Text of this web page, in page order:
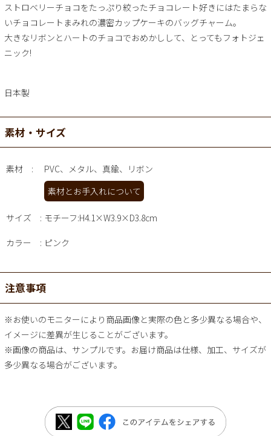
ストロベリーチョコをたっぷり絞ったチョコレート好きにはたまらな
いチョコレートまみれの濃密カップケーキのバッグチャーム。
大きなリボンとハートのチョコでおめかしして、とってもフォトジェ
ニック!
日本製
素材・サイズ
素材
PVC、メタル、真鍮、リボン
素材とお手入れについて
サイズ モチーフ:H4.1×W3.9×D3.8cm
カラー ピンク
注意事項
※お使いのモニターにより商品画像と実際の色と多少異なる場合や、
イメージに差異が生じることがございます。
※画像の商品は、サンプルです。お届け商品は仕様、加工、サイズが
多少異なる場合がございます。